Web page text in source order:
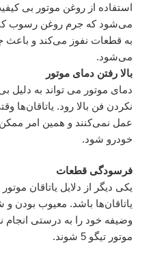
استفاده از روغن‌ موتور بی
می‌شود که جرم روغن رسوب
به قطعات نفوز می‌کند و باعث
می‌شود.
بالا رفتن دمای موتور
دمای موتور می تواند به دلیل
نکردن فن بالا رود. یاتاقان‌ها
عمل نمی‌کنند و همین امر
خودرو شود.
فرسودگی قطعات
یکی دیگر از دلایل یاتاقان
یاتاقان‌ها باشد. معیوب
وضیفه خود را به درستی انجام
موتور تیگو 5 شوند.